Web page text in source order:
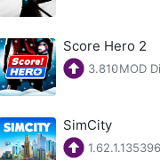
Score Hero 2
3.810
· MOD
SimCity
1.62.1.135396
·